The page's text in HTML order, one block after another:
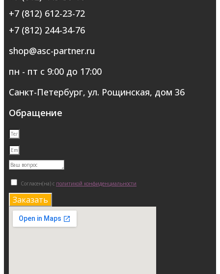
+7 (812) 612-23-72
+7 (812) 244-34-76
shop@asc-partner.ru
пн - пт с 9:00 до 17:00
Санкт-Петербург, ул. Рощинская, дом 36
Обращение
Согласен(на) с политикой конфиденциальности
Заказать